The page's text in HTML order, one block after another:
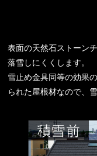
表面の天然石ストーン
落雪しにくくします。
雪止め金具同等の効果
られた屋根材なので、